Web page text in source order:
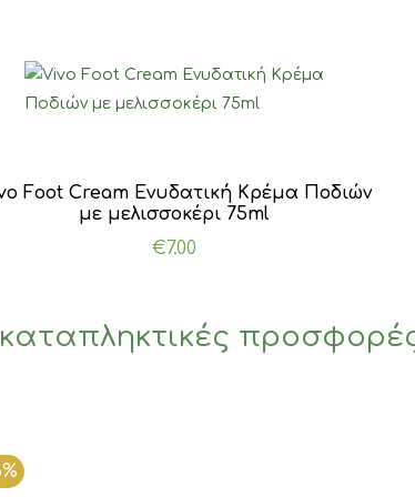
Foot Cream Ενυδατική Κρέμα Ποδιών
με μελισσοκέρι 75ml
€7.00
καταπληκτικές